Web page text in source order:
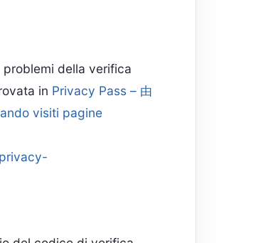
problemi della verifica
in Privacy Pass – 由
visiti pagine